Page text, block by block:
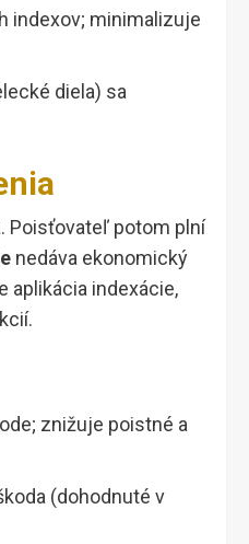
indexov; minimalizuje
diela) sa
Poisťovateľ potom plní
nedáva ekonomický
aplikácia indexácie,
znižuje poistné a
(dohodnuté v